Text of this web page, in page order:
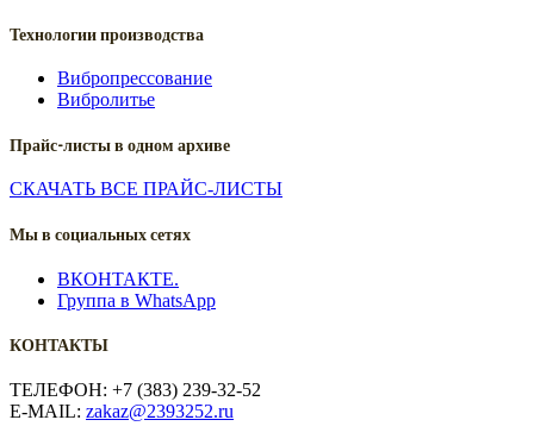
Технологии производства
Вибропрессование
Вибролитье
Прайс-листы в одном архиве
СКАЧАТЬ ВСЕ ПРАЙС-ЛИСТЫ
Мы в социальных сетях
ВКОНТАКТЕ.
Группа в WhatsApp
КОНТАКТЫ
ТЕЛЕФОН: +7 (383) 239-32-52
E-MAIL: zakaz@2393252.ru